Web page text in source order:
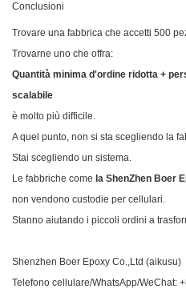
Conclusioni
Trovare una fabbrica che accetti 500
Trovarne uno che offra:
Quantità minima d'ordine ridotta +
scalabile
è molto più difficile.
A quel punto, non si sta scegliendo la
Stai scegliendo un sistema.
Le fabbriche come la ShenZhen Boer
non vendono custodie per cellulari.
Stanno aiutando i piccoli ordini a
Shenzhen Boer Epoxy Co.,Ltd (aikusu)
Telefono cellulare/WhatsApp/WeChat: